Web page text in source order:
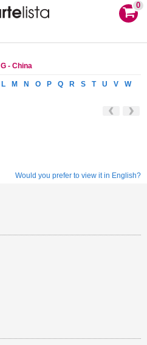
0
G - China
L M N O P Q R S T U V
W
Would you prefer to view it in English?